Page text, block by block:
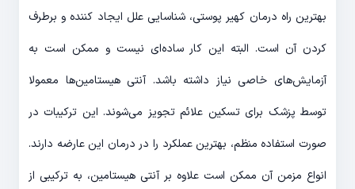
بهترین راه درمان کهیر پوستی، شناسایی علل ایجاد کننده و برطرف
کردن آن است. البته این کار ساده‌ای نیست و ممکن است به
آزمایش‌های خاصی نیاز داشته باشد. آنتی هیستامین‌ها معمولا
توسط پزشک برای تسکین علائم تجویز می‌شوند. این ترکیبات در
صورت استفاده منظم، بهترین عملکرد را در درمان این عارضه دارند.
انواع مزمن آن ممکن است علاوه بر آنتی هیستامین، به ترکیبی از